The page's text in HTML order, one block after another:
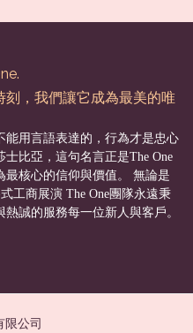
刻，我們讓它成為最美的唯
能用言語表達的，行為才是忠心
士比亞，這句名言正是The One
最核心的信仰與價值。 無論是
工商展演 The One團隊永遠秉
誠的服務每一位新人與客戶。
限公司